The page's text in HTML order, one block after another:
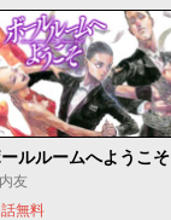
ルルームへようこそ
友
無料